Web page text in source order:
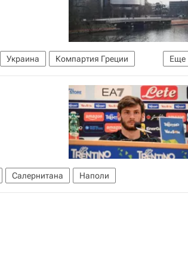
Еще
Украина
Компартия Греции
Салернитана Наполи